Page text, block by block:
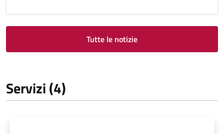
Tutte le notizie
Servizi (4)